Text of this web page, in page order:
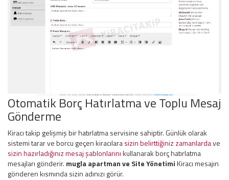
Otomatik Borç Hatırlatma ve Toplu Mesaj
Gönderme
Kiracı takip gelişmiş bir hatırlatma servisine sahiptir. Günlük olarak
sistemi tarar ve borcu geçen kiracılarasizin belirttiğiniz zamanlardave
sizin hazırladığınız mesaj şablonlarınıkullanarak borç hatırlatma
mesajları gönderir. mugla apartman ve Site YönetimiKiracı mesajın
gönderen kısmında sizin adınızı görür.